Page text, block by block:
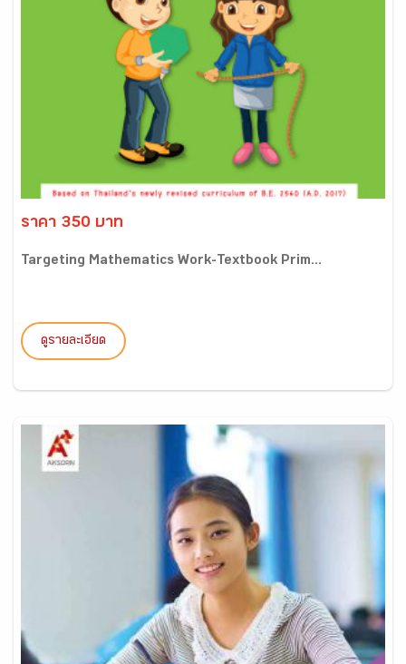
ราคา 350 บาท
Targeting Mathematics Work-Textbook Prim...
ดูรายละเอียด